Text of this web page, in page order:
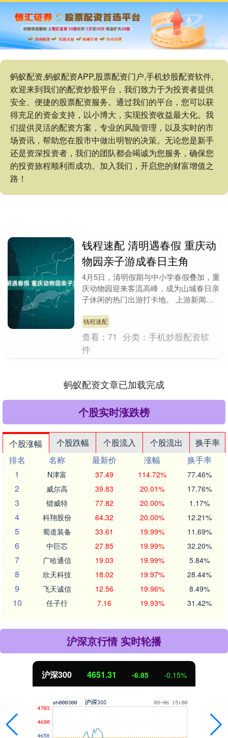
蚂蚁配资,蚂蚁配资APP,股票配资门户,手机炒股配资软件,
欢迎来到我们的配资炒股平台，我们致力于为投资者提供
安全、便捷的股票配资服务。通过我们的平台，您可以获
得充足的资金支持，以小博大，实现投资收益最大化。我
们提供灵活的配资方案，专业的风险管理，以及实时的市
场资讯，帮助您在股市中做出明智的决策。无论您是新手
还是资深投资者，我们的团队都会竭诚为您服务，确保您
的投资旅程顺利而成功。加入我们，开启您的财富增值之
路！
钱程速配 清明遇春假 重庆动
物园亲子游成春日主角
4月5日，清明假期与中小学春假叠加，重
庆动物园迎来客流高峰，成为山城春日亲
子休闲的热门出游打卡地。 上游新闻签
syxw@vi....
钱程速配
查看：71 分类：手机炒股配资软
件
蚂蚁配资文章已加载完成
个股实时涨跌榜
个股涨幅 个股跌幅 个股流入 个股流出
换手率
排名
名称 最新价 涨幅
换手率
1
N津富 37.49 114.72% 77.46%
2 威尔高 39.83 20.01% 17.76%
3 锴威特 77.82 20.00% 1.17%
4 科翔股份 64.32 20.00% 12.21%
5 蜀道装备 33.61 19.99% 11.69%
6 中巨芯 27.85 19.99% 32.20%
7 广哈通信 19.03 19.99% 5.84%
8 欣天科技 18.02 19.97% 28.44%
9 飞天诚信 12.56 19.96% 8.49%
10 任子行 7.16 19.93% 31.42%
沪深京行情 实时轮播
北证50 1122.88 3.42 0.30%